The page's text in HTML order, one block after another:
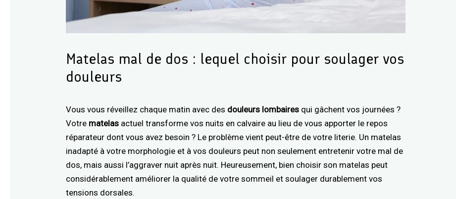
Matelas mal de dos : lequel choisir pour soulager vos
douleurs
Vous vous réveillez chaque matin avec des douleurs lombaires qui gâchent vos journées ?
Votre matelas actuel transforme vos nuits en calvaire au lieu de vous apporter le repos
réparateur dont vous avez besoin ? Le problème vient peut-être de votre literie. Un matelas
inadapté à votre morphologie et à vos douleurs peut non seulement entretenir votre mal de
dos, mais aussi l’aggraver nuit après nuit. Heureusement, bien choisir son matelas peut
considérablement améliorer la qualité de votre sommeil et soulager durablement vos
tensions dorsales.